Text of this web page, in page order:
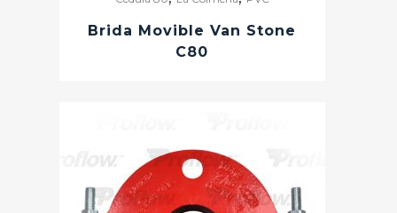
Brida Movible Van Stone
C80
venta.
venta o de factura.